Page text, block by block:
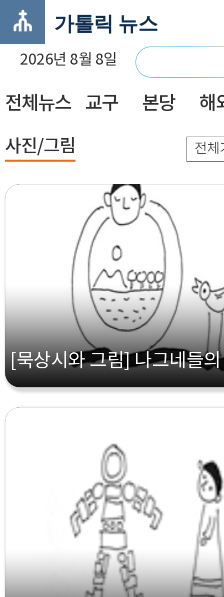
가톨릭 뉴스
2026년 8월 8일
닫기
전체뉴스 교구 본당 해
사진/그림 전체
[묵상시와 그림] 나그네들